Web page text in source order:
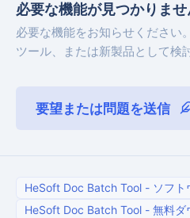
必要な機能が見つかりませ
必要な機能をお知らせください
ツール、または新製品として検
要望または問題を送信
HeSoft Doc Batch Tool - ソフト
HeSoft Doc Batch Tool - 無料ダ